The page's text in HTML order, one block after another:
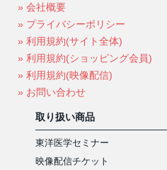
» 会社概要
» プライバシーポリシー
» 利用規約(サイト全体)
» 利用規約(ショッピング会員)
» 利用規約(映像配信)
» お問い合わせ
取り扱い商品
東洋医学セミナー
映像配信チケット